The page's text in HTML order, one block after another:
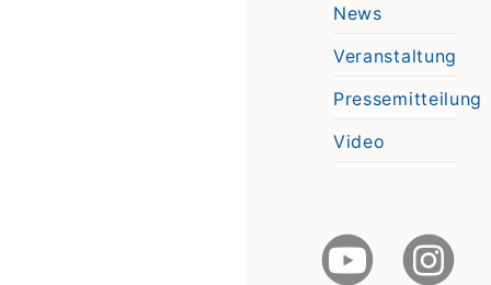
News
Veranstaltung
Pressemitteilung
Video